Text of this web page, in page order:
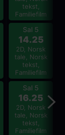
tekst,
Familiefilm
Sal 5
14.25
2D, Norsk
tale, Norsk
tekst,
Familiefilm
Sal 5
16.25
2D, Norsk
tale, Norsk
tekst,
Familiefilm